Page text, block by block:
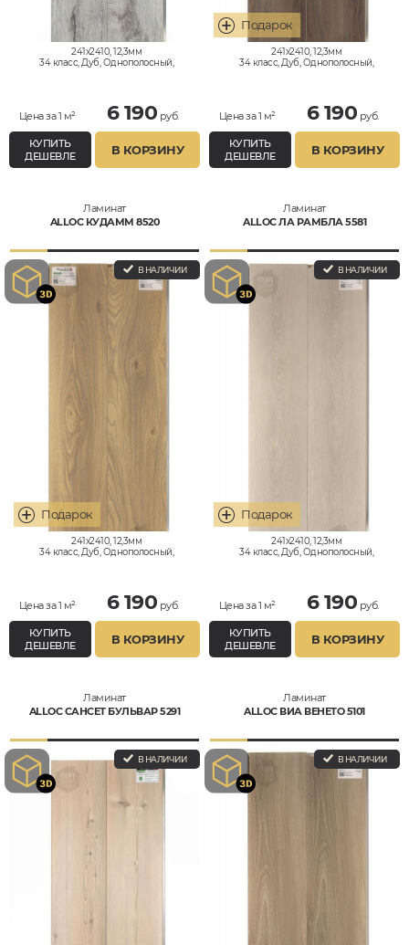
241x2410, 12,3мм
34 класс, Дуб, Однополосный,
Цена за 1 м² 6 190 руб.
КУПИТЬ
ДЕШЕВЛЕ
В КОРЗИНУ
241x2410, 12,3мм
34 класс, Дуб, Однополосный,
Цена за 1 м² 6 190 руб.
КУПИТЬ
ДЕШЕВЛЕ
В КОРЗИНУ
Ламинат
ALLOC КУДАММ 8520
В НАЛИЧИИ
241x2410, 12,3мм
34 класс, Дуб, Однополосный,
Цена за 1 м² 6 190 руб.
КУПИТЬ
ДЕШЕВЛЕ
В КОРЗИНУ
Ламинат
ALLOC ЛА РАМБЛА 5581
В НАЛИЧИИ
241x2410, 12,3мм
34 класс, Дуб, Однополосный,
Цена за 1 м² 6 190 руб.
КУПИТЬ
ДЕШЕВЛЕ
В КОРЗИНУ
Ламинат
ALLOC САНСЕТ БУЛЬВАР 5291
В НАЛИЧИИ
Ламинат
ALLOC ВИА ВЕНЕТО 5101
В НАЛИЧИИ